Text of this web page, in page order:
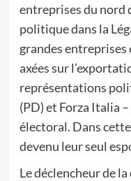
entreprises du nord
politique dans la
grandes
axées sur
représentations
(PD) et Forza Italia
électoral. Dans
devenu leur seul
Le déclencheur de